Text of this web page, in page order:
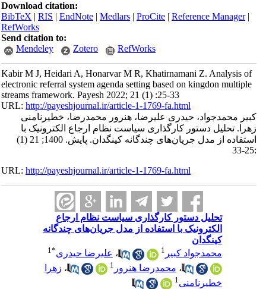
Download citation:
BibTeX|RIS|EndNote|Medlars|ProCite|Reference Manager
RefWorks
Send citation to:
Mendeley
Zotero RefWorks
Kabir M J, Heidari A, Honarvar M R, Khatirnamani Z. Analysis of
electronic referral system agenda setting based on kingdon multiple
streams framework. Payesh 2022; 21 (1) :25-33
URL:http://payeshjournal.ir/article-1-1769-fa.html
کبیر محمدجواد، حیدری علیرضا، هنرور محمدرضا، خطیرنامنی
زهرا. تحلیل دستور کارگذاری سیاست نظام ارجاع الکترونیک با
استفاده از مدل جریان‌های چندگانه کینگدان. پایش. 1400; 21 (1)
URL:http://payeshjournal.ir/article-1-1769-fa.html
تحلیل دستور کارگذاری سیاست نظام ارجاع
الکترونیک با استفاده از مدل جریان‌های چندگانه
کینگدان
محمدجواد کبیر
،علیرضا حیدری*
1
،محمدرضا هنرور ،زهرا
خطیرنامنی